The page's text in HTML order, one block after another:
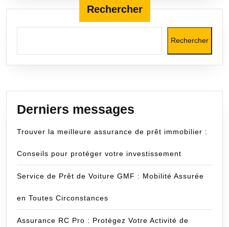
Rechercher
Rechercher
Derniers messages
Trouver la meilleure assurance de prêt immobilier :
Conseils pour protéger votre investissement
Service de Prêt de Voiture GMF : Mobilité Assurée
en Toutes Circonstances
Assurance RC Pro : Protégez Votre Activité de